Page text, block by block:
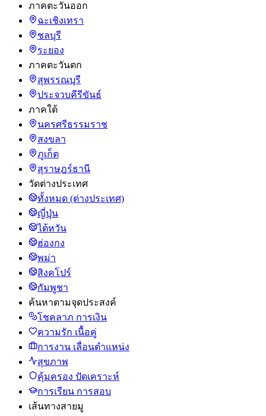
ภาคตะวันออก
ฉะเชิงเทรา
ชลบุรี
ระยอง
ภาคตะวันตก
สุพรรณบุรี
ประจวบคีรีขันธ์
ภาคใต้
นครศรีธรรมราช
สงขลา
ภูเก็ต
สุราษฎร์ธานี
วัดต่างประเทศ
ทั้งหมด (ต่างประเทศ)
ญี่ปุ่น
ไต้หวัน
ฮ่องกง
พม่า
สิงคโปร์
กัมพูชา
ค้นหาตามจุดประสงค์
โชคลาภ การเงิน
ความรัก เนื้อคู่
การงาน เลื่อนตำแหน่ง
สุขภาพ
คุ้มครอง ปัดเคราะห์
การเรียน การสอบ
เส้นทางสายมู